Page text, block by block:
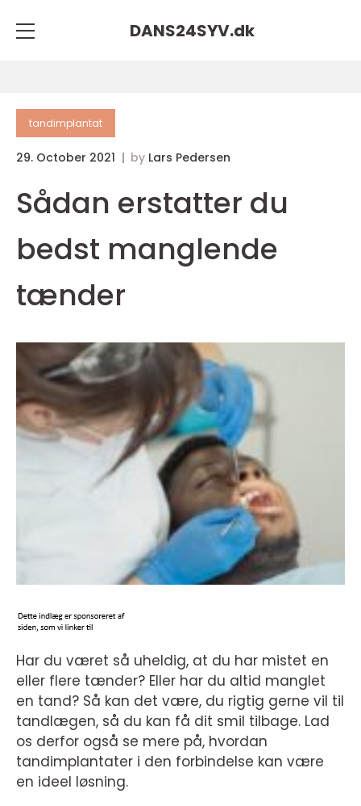
DANS24SYV.dk
tandimplantat
29. October 2021 by Lars Pedersen
Sådan erstatter du
bedst manglende
tænder
Har du været så uheldig, at du har mistet en
eller flere tænder? Eller har du altid manglet
en tand? Så kan det være, du rigtig gerne vil til
tandlægen, så du kan få dit smil tilbage. Lad
os derfor også se mere på, hvordan
tandimplantater i den forbindelse kan være
en ideel løsning.